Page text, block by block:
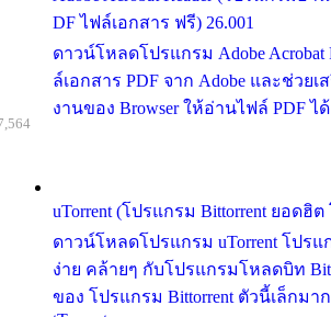
DF ไฟล์เอกสาร ฟรี) 26.001
ดาวน์โหลดโปรแกรม Adobe Acrobat
ล์เอกสาร PDF จาก Adobe และช่วย
งานของ Browser ให้อ่านไฟล์ PDF ไ
uTorrent (โปรแกรม Bittorrent ยอดฮิ
ดาวน์โหลดโปรแกรม uTorrent โปรแ
ง่าย คล้ายๆ กับโปรแกรมโหลดบิท
ของ โปรแกรม Bittorrent ตัวนี้เล็กมา